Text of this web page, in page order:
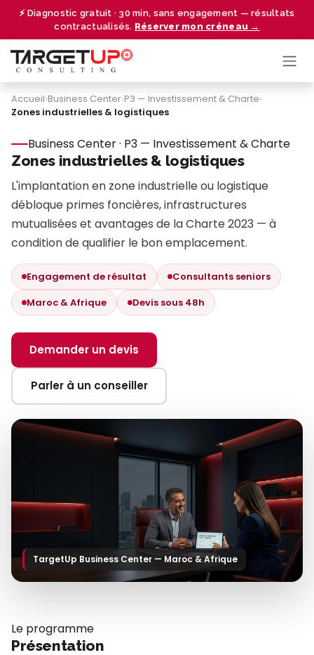
⚡ Diagnostic gratuit · 30 min, sans engagement — résultats
contractualisés. Réserver mon créneau →
Se rendre au contenu
Accueil›Business Center›P3 — Investissement & Charte›
Zones industrielles & logistiques
Business Center · P3 — Investissement & Charte
Zones industrielles & logistiques
L'implantation en zone industrielle ou logistique
débloque primes foncières, infrastructures
mutualisées et avantages de la Charte 2023 — à
condition de qualifier le bon emplacement.
Engagement de résultat
Consultants seniors
Maroc & Afrique
Devis sous 48h
Demander un devis
Parler à un conseiller
TargetUp Business Center — Maroc & Afrique
Le programme
Présentation